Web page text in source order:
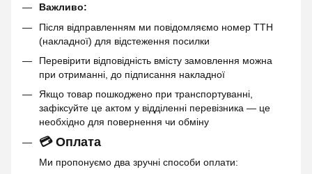
Важливо:
Після відправленням ми повідомляємо номер ТТН
(накладної) для відстеження посилки
Перевірити відповідність вмісту замовлення можна
при отриманні, до підписання накладної
Якщо товар пошкоджено при транспортуванні,
зафіксуйте це актом у відділенні перевізника — це
необхідно для повернення чи обміну
💳 Оплата
Ми пропонуємо два зручні способи оплати: